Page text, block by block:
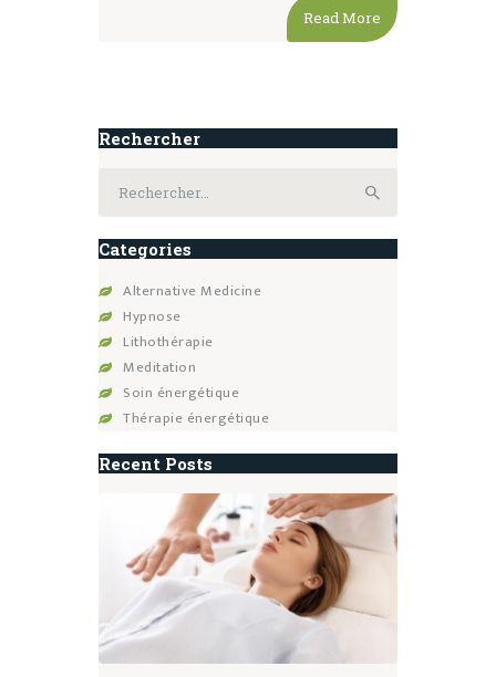
Read More
Rechercher
Categories
Alternative Medicine
Hypnose
Lithothérapie
Meditation
Soin énergétique
Thérapie énergétique
Recent Posts